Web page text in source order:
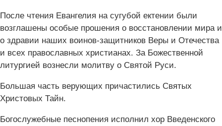
После чтения Евангелия на сугубой ектении были
возглашены особые прошения о восстановлении мира и
о здравии наших воинов-защитников Веры и Отечества
и всех православных христианах. За Божественной
литургией вознесли молитву о Святой Руси.
Большая часть верующих причастились Святых
Христовых Тайн.
Богослужебные песнопения исполнил хор Введенского